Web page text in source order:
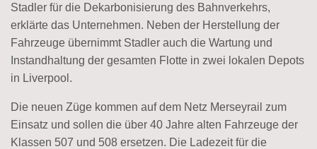
Stadler für die Dekarbonisierung des Bahnverkehrs,
erklärte das Unternehmen. Neben der Herstellung der
Fahrzeuge übernimmt Stadler auch die Wartung und
Instandhaltung der gesamten Flotte in zwei lokalen Depots
in Liverpool.
Die neuen Züge kommen auf dem Netz Merseyrail zum
Einsatz und sollen die über 40 Jahre alten Fahrzeuge der
Klassen 507 und 508 ersetzen. Die Ladezeit für die